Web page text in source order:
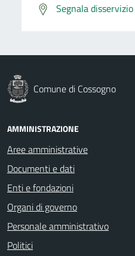
Segnala disservizio
Comune di Cossogno
AMMINISTRAZIONE
Aree amministrative
Documenti e dati
Enti e fondazioni
Organi di governo
Personale amministrativo
Politici